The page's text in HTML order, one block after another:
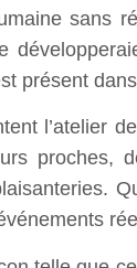
sans
présent
l’atelier
proches,